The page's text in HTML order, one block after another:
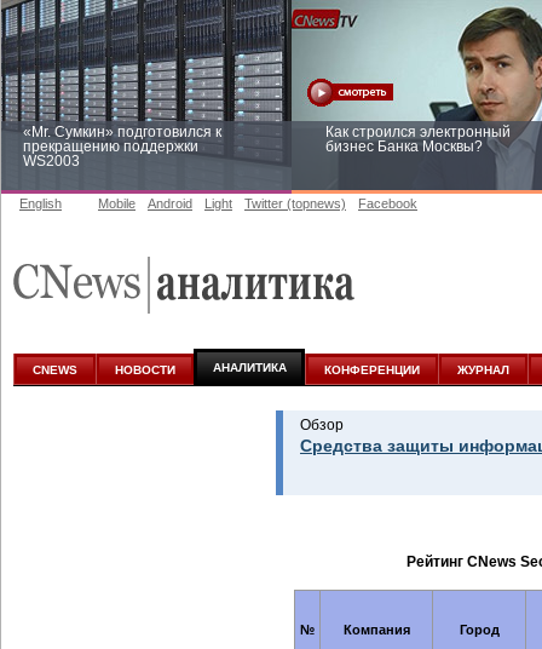
«Mr. Сумкин» подготовился к
прекращению поддержки
WS2003
Как строился электронный
бизнес Банка Москвы?
аналитике
English Mobile Android Light Twitter (topnews) Facebook
CNEWS НОВОСТИ АНАЛИТИКА КОНФЕРЕНЦИИ ЖУРНАЛ
Обзор
Средства защиты
Рейтинг CNews
№ Компания Город